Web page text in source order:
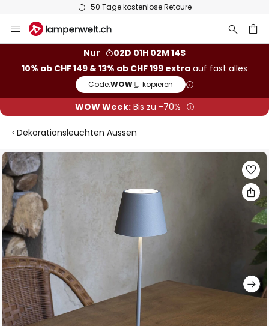
50 Tage kostenlose Retoure
Inhalt
Nur
02D 01H 02M 13S
10% ab CHF 149 & 13% ab CHF 199 extra auf fast alles
Code:WOW kopieren
WOW Week:Bis zu -70%
Dekorationsleuchten Aussen
Zum
Ende
der
Bildgalerie
springen